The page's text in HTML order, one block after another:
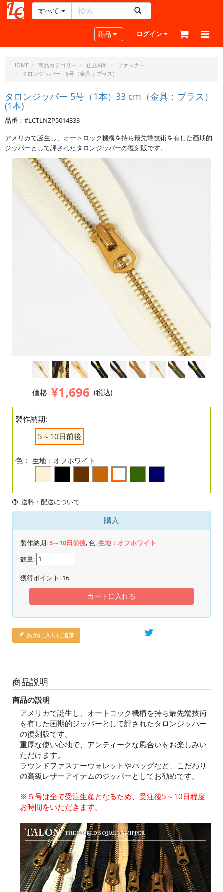
ー
ラ
フ
ド
ッ
ト・
ェ
ー
ピ
すべて
Toggle navigation
商品 ログイン
HOME 商品カテゴリー 仕立材料
ファスナー
タロンジッパー 5号（金具：ブラス）
タロンジッパー 5号（1本）33 cm（金具：ブラス）
(1本)
品番：#LCTLNZP5014333
アメリカで誕生し、オートロック機構を持ち最先端技術を有した画期的
ジッパーとして評されたタロンジッパーの復刻版です。
価格 ¥1,696 (税込)
製作納期:
5～10日前後
色： 生地：オフホワイト
送料・配送について
購入
製作納期:5～10日前後, 色:生地：オフホワイト
数量:
獲得ポイント: 16
カートに入れる
お気に入りに追加
商品説明
商品の説明
アメリカで誕生し、オートロック機構を持ち最先端技術
を有した画期的ジッパーとして評されたタロンジッパー
の復刻版です。
重厚な使い心地で、アンティークな風合いをお楽しみい
ただけます。
ラウンドファスナーウォレットやバッグなど、こだわり
の高級レザーアイテムのジッパーとしてお勧めです。
※５号は全て受注生産となるため、受注後5～10日程度
お時間をいただきます。